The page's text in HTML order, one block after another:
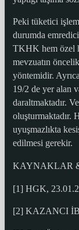
Peki tüketici
durumda
TKHK hem özel
mevzuatın
yöntemidir.
19/2 de yer alan
daraltmaktadır.
oluşturmaktadır.
uyuşmazlıkta
edilmesi gerekir.
KAYNAKLAR
[1] HGK,
[2] KAZANCI